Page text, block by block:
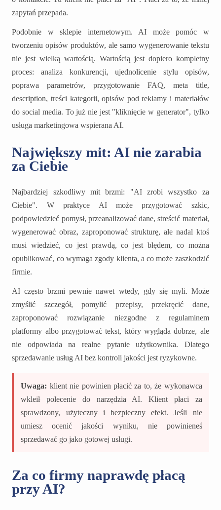
zapytań przepada.
Podobnie w sklepie internetowym. AI może pomóc w
tworzeniu opisów produktów, ale samo wygenerowanie tekstu
nie jest wielką wartością. Wartością jest dopiero kompletny
proces: analiza konkurencji, ujednolicenie stylu opisów,
poprawa parametrów, przygotowanie FAQ, meta title,
description, treści kategorii, opisów pod reklamy i materiałów
do social media. To już nie jest "kliknięcie w generator", tylko
usługa marketingowa wspierana AI.
Największy mit: AI nie zarabia
za Ciebie
Najbardziej szkodliwy mit brzmi: "AI zrobi wszystko za
Ciebie". W praktyce AI może przygotować szkic,
podpowiedzieć pomysł, przeanalizować dane, streścić materiał,
wygenerować obraz, zaproponować strukturę, ale nadal ktoś
musi wiedzieć, co jest prawdą, co jest błędem, co można
opublikować, co wymaga zgody klienta, a co może zaszkodzić
firmie.
AI często brzmi pewnie nawet wtedy, gdy się myli. Może
zmyślić szczegół, pomylić przepisy, przekręcić dane,
zaproponować rozwiązanie niezgodne z regulaminem
platformy albo przygotować tekst, który wygląda dobrze, ale
nie odpowiada na realne pytanie użytkownika. Dlatego
sprzedawanie usług AI bez kontroli jakości jest ryzykowne.
Uwaga: klient nie powinien płacić za to, że wykonawca
wkleił polecenie do narzędzia AI. Klient płaci za
sprawdzony, użyteczny i bezpieczny efekt. Jeśli nie
umiesz ocenić jakości wyniku, nie powinieneś
sprzedawać go jako gotowej usługi.
Za co firmy naprawdę płacą
przy AI?